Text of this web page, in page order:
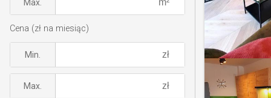
Max.
Cena (zł na miesiąc)
Min.
Max.